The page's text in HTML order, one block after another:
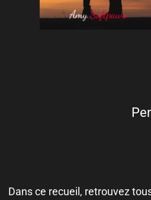
Dans ce recueil, retrouvez